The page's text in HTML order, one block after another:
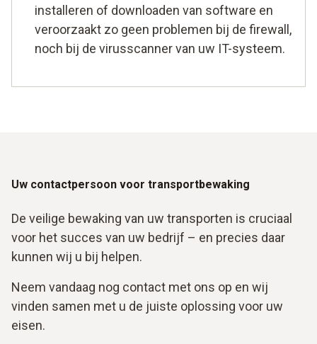
installeren of downloaden van software en
veroorzaakt zo geen problemen bij de firewall,
noch bij de virusscanner van uw IT-systeem.
Uw contactpersoon voor transportbewaking
De veilige bewaking van uw transporten is cruciaal
voor het succes van uw bedrijf – en precies daar
kunnen wij u bij helpen.
Neem vandaag nog contact met ons op en wij
vinden samen met u de juiste oplossing voor uw
eisen.